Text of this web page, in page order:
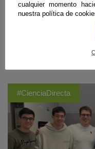
previa en la que el
arrecifes formados a casi
transparencia del agua en
de lado a lado. Ahora
#CienciaDirecta
cualquier momento
nuestra política de